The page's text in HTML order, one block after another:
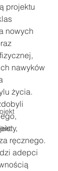
projektu
nowych
nawyków
życia.
ręcznego.
adepci